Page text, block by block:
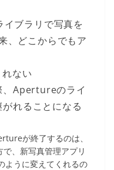
ブラリで写真を
、どこからでもア
ない
Apertureのライ
れることになる
が終了するのは、
、新写真管理アプリ
ように変えてくれるの